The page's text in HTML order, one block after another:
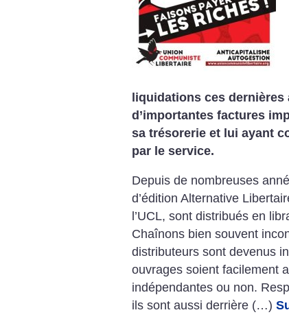
liquidations ces dernières
d’importantes factures
sa trésorerie et lui ayant
par le service.
Depuis de nombreuses
d’édition Alternative
l’UCL, sont distribués en
Chaînons bien souvent
distributeurs sont devenus
ouvrages soient facilement
indépendantes ou non.
ils sont aussi derrière (…)